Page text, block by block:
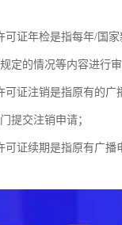
证年检是指每年/国
定的情况等内容进行
证注销是指原有的
提交注销申请；
证续期是指原有广